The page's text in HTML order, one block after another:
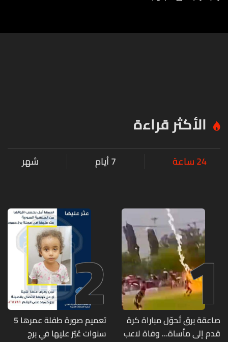
الأكثر قراءة
24 ساعة 7 أيام شهر
1
صاعقة برق تُحوّل مباراة كرة
قدم إلى مأساة... وفاة لاعب
2
تعميم صورة طفلة عمرها 5
سنوات عُثِرَ عليها في برج